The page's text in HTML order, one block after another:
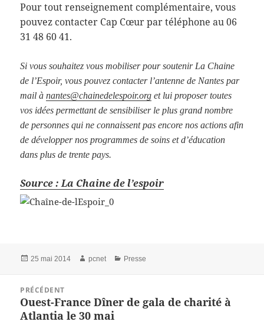
Pour tout renseignement complémentaire, vous
pouvez contacter Cap Cœur par téléphone au 06
31 48 60 41.
Si vous souhaitez vous mobiliser pour soutenir La Chaine
de l’Espoir, vous pouvez contacter l’antenne de Nantes par
mail ànantes@chainedelespoir.org et lui proposer toutes
vos idées permettant de sensibiliser le plus grand nombre
de personnes qui ne connaissent pas encore nos actions afin
de développer nos programmes de soins et d’éducation
dans plus de trente pays.
Source : La Chaine de l’espoir
Publié
25 mai 2014 Auteur
pcnet Catégories
Presse
l’article
PRÉCÉDENT
Article
précédent :
Ouest-France Dîner de gala de charité à
Atlantia le 30 mai